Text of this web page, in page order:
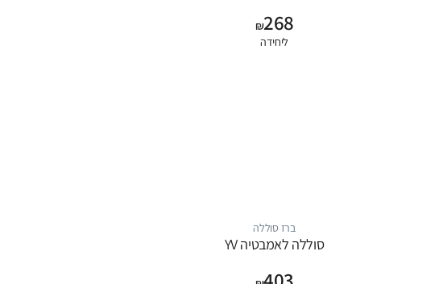
₪268
ליחידה
ברז סוללה
סוללה לאמבטיה YV